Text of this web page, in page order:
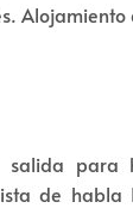
Alojamiento
salida
de habla